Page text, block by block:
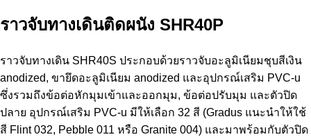
ราวจับทางเดินติดผนัง SHR40P
ราวจับทางเดิน SHR40S ประกอบด้วยราวจับอะลูมิเนียมชุบสีเงิน
anodized, ขายึดอะลูมิเนียม anodized และอุปกรณ์เสริม PVC-u
ซึ่งรวมถึงข้อต่อหักมุมเข้าและออกมุม, ข้อต่อปรับมุม และตัวปิด
ปลาย อุปกรณ์เสริม PVC-u มีให้เลือก 32 สี (Gradus แนะนำให้ใช้
สี Flint 032, Pebble 011 หรือ Granite 004) และมาพร้อมกับตัวปิด